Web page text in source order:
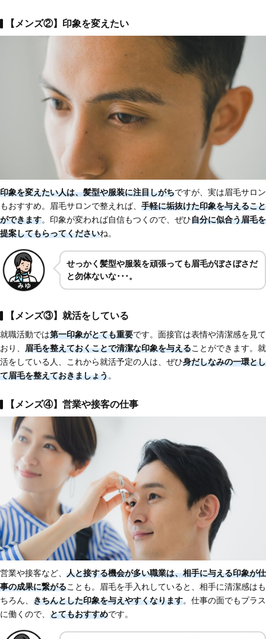
【メンズ②】印象を変えたい
印象を変えたい人は、髪型や服装に注目しがちですが、実は眉毛サロン
もおすすめ。眉毛サロンで整えれば、 手軽に垢抜けた印象を与えること
ができます。印象が変われば自信もつくので、ぜひ自分に似合う眉毛を
提案してもらってくださいね。
せっかく髪型や服装を頑張っても眉毛がぼさぼさだ
と勿体ないな･･･。
【メンズ③】就活をしている
就職活動では第一印象がとても重要です。面接官は表情や清潔感を見て
おり、 眉毛を整えておくことで清潔な印象を与えることができます。就
活をしている人、これから就活予定の人は、ぜひ身だしなみの一環とし
て眉毛を整えておきましょう。
【メンズ④】営業や接客の仕事
営業や接客など、 人と接する機会が多い職業は、相手に与える印象が仕
事の成果に繋がることも。眉毛を手入れしていると、相手に清潔感はも
ちろん、 きちんとした印象を与えやすくなります。仕事の面でもプラス
に働くので、 とてもおすすめです。